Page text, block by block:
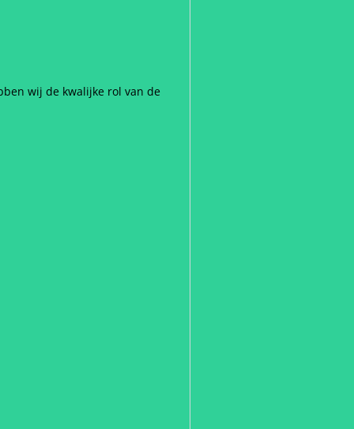
wij de kwalijke rol van de